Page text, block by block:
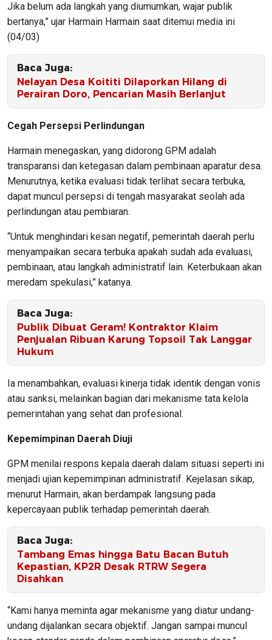
Jika belum ada langkah yang diumumkan, wajar publik
bertanya,” ujar Harmain Harmain saat ditemui media ini
(04/03)
Baca Juga:
Nelayan Desa Koititi Dilaporkan Hilang di
Perairan Doro, Pencarian Masih Berlanjut
Cegah Persepsi Perlindungan
Harmain menegaskan, yang didorong GPM adalah
transparansi dan ketegasan dalam pembinaan aparatur desa.
Menurutnya, ketika evaluasi tidak terlihat secara terbuka,
dapat muncul persepsi di tengah masyarakat seolah ada
perlindungan atau pembiaran.
“Untuk menghindari kesan negatif, pemerintah daerah perlu
menyampaikan secara terbuka apakah sudah ada evaluasi,
pembinaan, atau langkah administratif lain. Keterbukaan akan
meredam spekulasi,” katanya.
Baca Juga:
Publik Dibuat Geram! Kontraktor Klaim
Penjualan Ribuan Karung Topsoil Tak Langgar
Hukum
Ia menambahkan, evaluasi kinerja tidak identik dengan vonis
atau sanksi, melainkan bagian dari mekanisme tata kelola
pemerintahan yang sehat dan profesional.
Kepemimpinan Daerah Diuji
GPM menilai respons kepala daerah dalam situasi seperti ini
menjadi ujian kepemimpinan administratif. Kejelasan sikap,
menurut Harmain, akan berdampak langsung pada
kepercayaan publik terhadap pemerintah daerah.
Baca Juga:
Tambang Emas hingga Batu Bacan Butuh
Kepastian, KP2R Desak RTRW Segera
Disahkan
“Kami hanya meminta agar mekanisme yang diatur undang-
undang dijalankan secara objektif. Jangan sampai muncul